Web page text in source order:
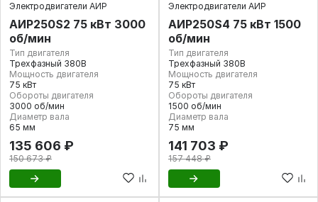
Электродвигатели АИР
АИР250S2 75 кВт 3000
об/мин
Тип двигателя
Трехфазный 380В
Мощность двигателя
75 кВт
Обороты двигателя
3000 об/мин
Диаметр вала
65 мм
135 606 ₽
150 673 ₽
Электродвигатели АИР
АИР250S4 75 кВт 1500
об/мин
Тип двигателя
Трехфазный 380В
Мощность двигателя
75 кВт
Обороты двигателя
1500 об/мин
Диаметр вала
75 мм
141 703 ₽
157 448 ₽